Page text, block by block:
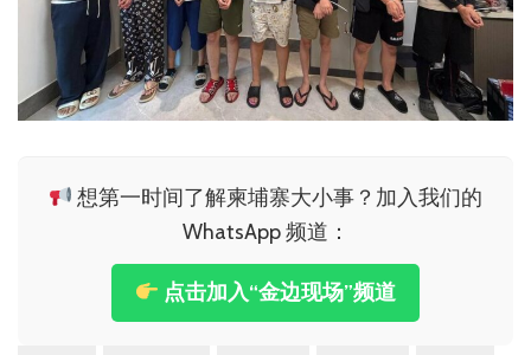
想第一时间了解柬埔寨大小事？加入我们的
WhatsApp 频道：
点击加入“金边现场”频道